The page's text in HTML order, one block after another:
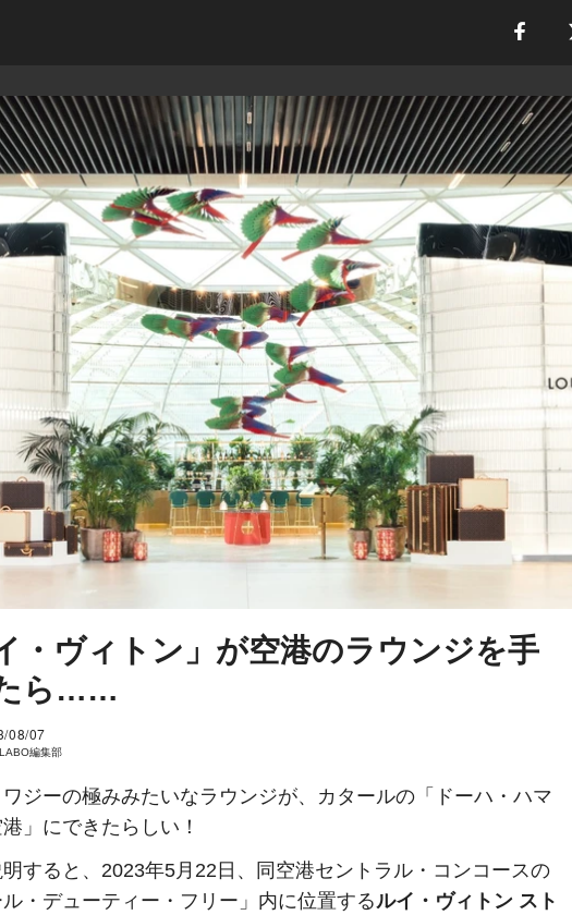
・ヴィトン」が空港のラウンジを手
ら……
08/07
編集部
ジーの極みみたいなラウンジが、カタールの「ドーハ・ハマ
」にできたらしい！
すると、2023年5月22日、同空港セントラル・コンコースの
・デューティー・フリー」内に位置するルイ・ヴィトン スト